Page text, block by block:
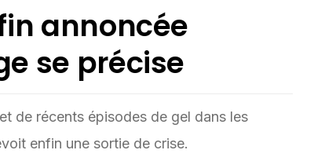
annoncée
se précise
de récents épisodes de gel dans les
enfin une sortie de crise.